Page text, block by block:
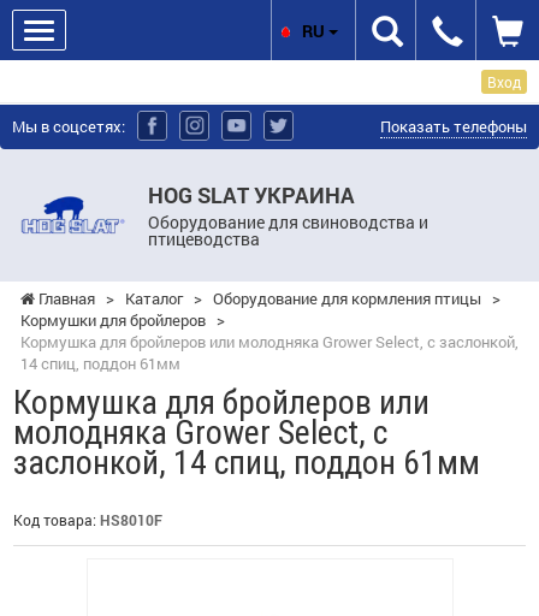
Вход
Мы в соцсетях: Показать телефоны
HOG SLAT УКРАИНА
Оборудование для свиноводства и
птицеводства
RU
Главная > Каталог > Оборудование для кормления птицы
>
Кормушки для бройлеров >
Кормушка для бройлеров или молодняка Grower Select, с заслонкой,
14 спиц, поддон 61мм
Кормушка для бройлеров или
молодняка Grower Select, с
заслонкой, 14 спиц, поддон 61мм
Код товара: HS8010F